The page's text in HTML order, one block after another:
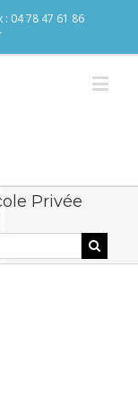
: 04 78 47 61 86
Privée